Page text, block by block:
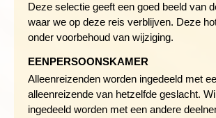
Dag 11 Gili Air - Senggigi, fietstocht
Dag 12 Senggigi, fietstocht Pengsong
Deze selectie geeft een goed beeld van
waar we op deze reis verblijven. Deze
onder voorbehoud van wijziging.
EENPERSOONSKAMER
Alleenreizenden worden ingedeeld met
alleenreizende van hetzelfde geslacht.
ingedeeld worden met een andere